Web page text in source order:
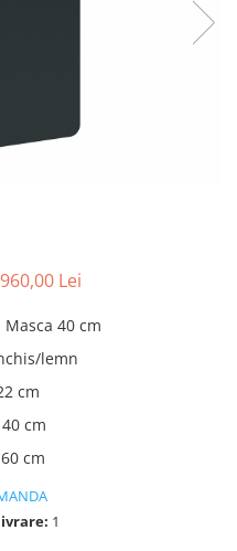
960,00 Lei
Masca 40 cm
lemn
cm
40 cm
60 cm
1